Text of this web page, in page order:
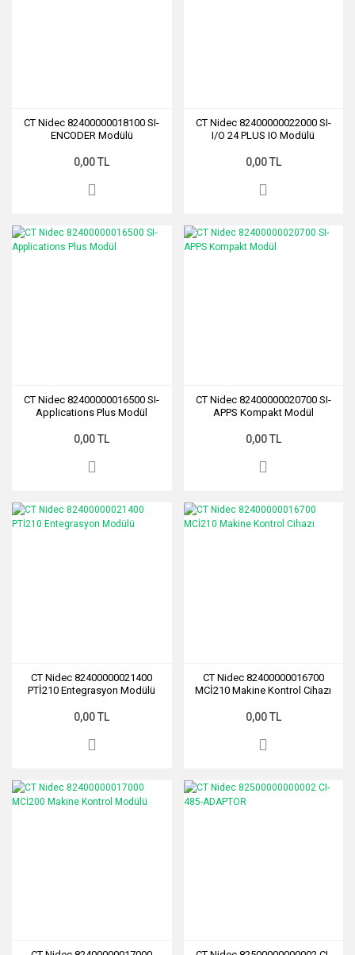
CT Nidec 82400000018100 SI-
ENCODER Modülü
0,00 TL
CT Nidec 82400000022000 SI-
I/O 24 PLUS IO Modülü
0,00 TL
CT Nidec 82400000016500 SI-
Applications Plus Modül
0,00 TL
CT Nidec 82400000020700 SI-
APPS Kompakt Modül
0,00 TL
CT Nidec 82400000021400
PTİ210 Entegrasyon Modülü
0,00 TL
CT Nidec 82400000016700
MCİ210 Makine Kontrol Cihazı
0,00 TL